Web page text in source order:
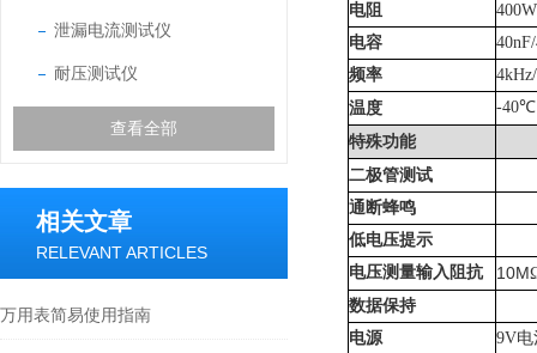
泄漏电流测试仪
耐压测试仪
查看全部
相关文章
RELEVANT ARTICLES
万用表简易使用指南
电阻
400W
电容
频率
温度
-40℃
特殊功能
二极管测试
通断蜂鸣
低电压提示
电压测量输入阻抗
10M
数据保持
电源
9V电